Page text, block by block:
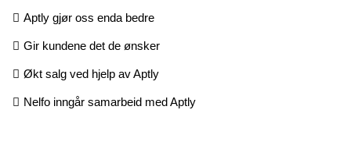
Aptly gjør oss enda bedre
Gir kundene det de ønsker
Økt salg ved hjelp av Aptly
Nelfo inngår samarbeid med Aptly